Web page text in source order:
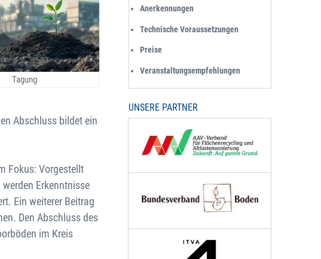
Tagung
Abschluss bildet ein
Fokus: Vorgestellt
Erkenntnisse
Ein weiterer Beitrag
Den Abschluss des
im Kreis
Anerkennungen
Technische Voraussetzungen
Preise
Veranstaltungsempfehlungen
UNSERE PARTNER